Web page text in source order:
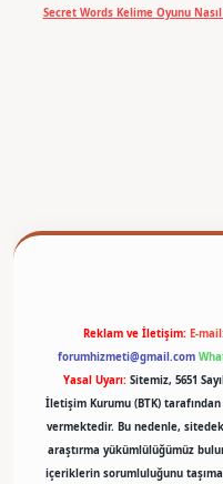
Secret Words Kelime Oyunu Nasıl
Reklam ve İletişim: E-mail:
forumhizmeti@gmail.com
Yasal Uyarı: Sitemiz, 5651
İletişim Kurumu (BTK)
vermektedir. Bu nedenle,
araştırma yükümlülüğümüz
içeriklerin sorumluluğunu